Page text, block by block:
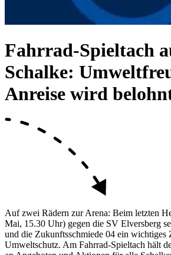
Fahrrad-Spieltach
Schalke:
Anreise wird
Auf zwei Rädern zur Arena: Beim letzten
Mai, 15.30 Uhr) gegen die SV Elversberg
und die Zukunftsschmiede 04 ein wichtiges
Umweltschutz. Am Fahrrad-Spieltach hält